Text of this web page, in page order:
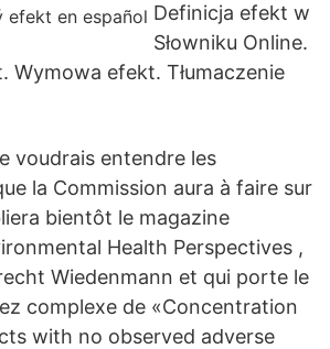
Definicja efekt w
Słowniku Online.
Wymowa efekt. Tłumaczenie
voudrais entendre les
la Commission aura à faire sur
bientôt le magazine
Health Perspectives ,
Wiedenmann et qui porte le
complexe de «Concentration
with no observed adverse